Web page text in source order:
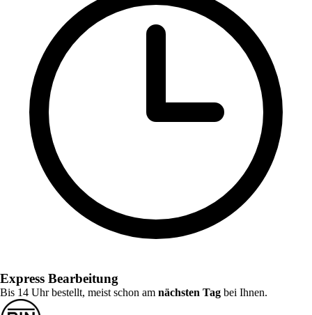
Express Bearbeitung
Bis 14 Uhr bestellt, meist schon am nächsten Tag bei Ihnen.